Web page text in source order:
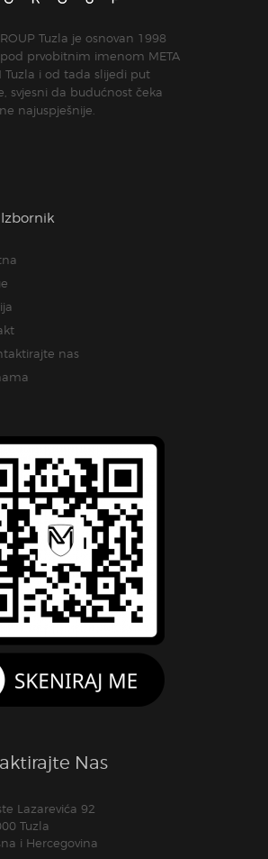
Tuzla je osnovan 1998
prvobitnim imenom META
Tuzla i od tada slijedi put
svjesni da budućnost čeka
najuspješnije.
nas
Nas
Lazarevića 92
Tuzla
i Hercegovina